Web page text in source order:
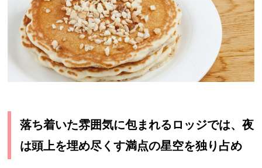
落ち着いた雰囲気に包まれるロッジでは、夜
は頭上を埋め尽くす満点の星空を独り占め